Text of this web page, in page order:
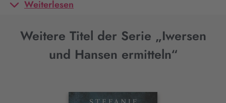
Weiterlesen
Weitere Titel der Serie „Iwersen
und Hansen ermitteln“